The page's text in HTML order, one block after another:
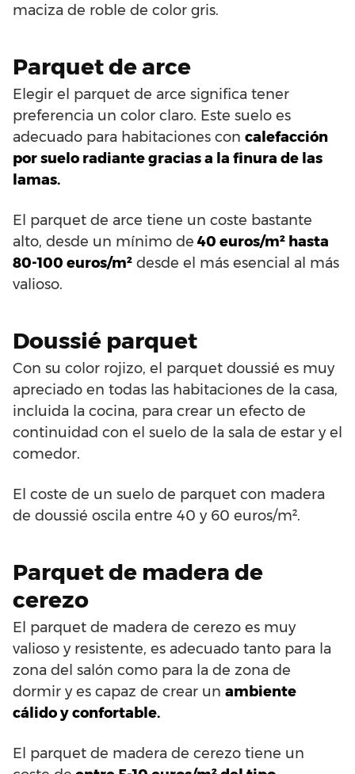
maciza de roble de color gris.
Parquet de arce
Elegir el parquet de arce significa tener
preferencia un color claro. Este suelo es
adecuado para habitaciones con calefacción
por suelo radiante gracias a la finura de las
lamas.
El parquet de arce tiene un coste bastante
alto, desde un mínimo de 40 euros/m² hasta
80-100 euros/m² desde el más esencial al más
valioso.
Doussié parquet
Con su color rojizo, el parquet doussié es muy
apreciado en todas las habitaciones de la casa,
incluida la cocina, para crear un efecto de
continuidad con el suelo de la sala de estar y el
comedor.
El coste de un suelo de parquet con madera
de doussié oscila entre 40 y 60 euros/m².
Parquet de madera de
cerezo
El parquet de madera de cerezo es muy
valioso y resistente, es adecuado tanto para la
zona del salón como para la de zona de
dormir y es capaz de crear un ambiente
cálido y confortable.
El parquet de madera de cerezo tiene un